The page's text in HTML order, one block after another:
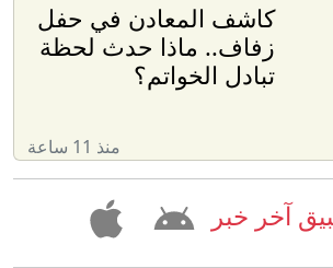
كاشف المعادن في حفل
زفاف.. ماذا حدث لحظة
تبادل الخواتم؟
منذ 11 ساعة
آخر خبر